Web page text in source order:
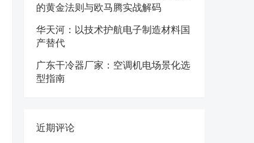
的黄金法则与欧马腾实战解码
华天河：以技术护航电子制造材料国
产替代
广东干冷器厂家：空调机电场景化选
型指南
近期评论